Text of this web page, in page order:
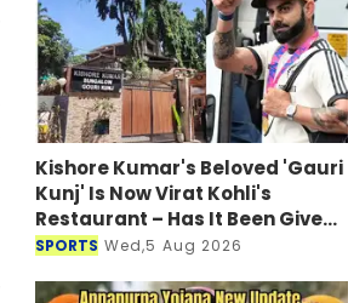
Kishore Kumar's Beloved 'Gauri
Kunj' Is Now Virat Kohli's
Restaurant – Has It Been Given
a New Look?
SPORTS Wed,5 Aug 2026